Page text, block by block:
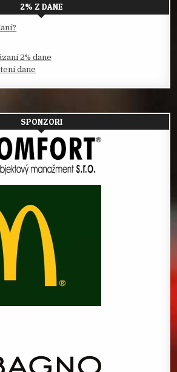
2% Z DANE
2% dane
dane
SPONZORI